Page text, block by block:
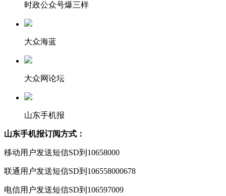
时政公众号爆三样
大众海蓝
大众网论坛
山东手机报
山东手机报订阅方式：
移动用户发送短信SD到10658000
联通用户发送短信SD到106558000678
电信用户发送短信SD到106597009